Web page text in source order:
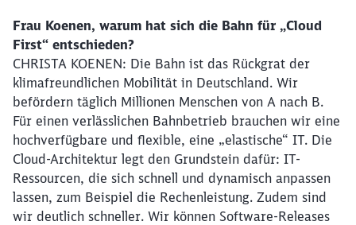
Frau Koenen, warum hat sich die Bahn für „Cloud
First“ entschieden?
CHRISTA KOENEN: Die Bahn ist das Rückgrat der
klimafreundlichen Mobilität in Deutschland. Wir
befördern täglich Millionen Menschen von A nach B.
Für einen verlässlichen Bahnbetrieb brauchen wir eine
hochverfügbare und flexible, eine „elastische“ IT. Die
Cloud-Architektur legt den Grundstein dafür: IT-
Ressourcen, die sich schnell und dynamisch anpassen
lassen, zum Beispiel die Rechenleistung. Zudem sind
wir deutlich schneller. Wir können Software-Releases